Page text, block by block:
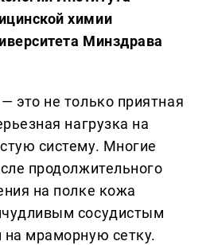
химии
Минздрава
это не только приятная
нагрузка на
систему. Многие
продолжительного
на полке кожа
сосудистым
мраморную сетку.